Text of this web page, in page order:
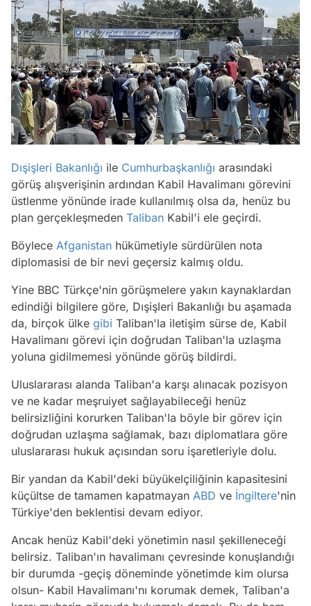
Dışişleri Bakanlığı ile Cumhurbaşkanlığı arasındaki
görüş alışverişinin ardından Kabil Havalimanı görevini
üstlenme yönünde irade kullanılmış olsa da, henüz bu
plan gerçekleşmeden Taliban Kabil'i ele geçirdi.
Böylece Afganistan hükümetiyle sürdürülen nota
diplomasisi de bir nevi geçersiz kalmış oldu.
Yine BBC Türkçe'nin görüşmelere yakın kaynaklardan
edindiği bilgilere göre, Dışişleri Bakanlığı bu aşamada
da, birçok ülke gibi Taliban'la iletişim sürse de, Kabil
Havalimanı görevi için doğrudan Taliban'la uzlaşma
yoluna gidilmemesi yönünde görüş bildirdi.
Uluslararası alanda Taliban'a karşı alınacak pozisyon
ve ne kadar meşruiyet sağlayabileceği henüz
belirsizliğini korurken Taliban'la böyle bir görev için
doğrudan uzlaşma sağlamak, bazı diplomatlara göre
uluslararası hukuk açısından soru işaretleriyle dolu.
Bir yandan da Kabil'deki büyükelçiliğinin kapasitesini
küçültse de tamamen kapatmayan ABD ve İngiltere'nin
Türkiye'den beklentisi devam ediyor.
Ancak henüz Kabil'deki yönetimin nasıl şekilleneceği
belirsiz. Taliban'ın havalimanı çevresinde konuşlandığı
bir durumda -geçiş döneminde yönetimde kim olursa
olsun- Kabil Havalimanı'nı korumak demek, Taliban'a